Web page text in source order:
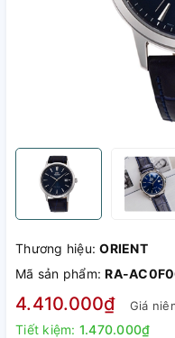
Thương hiệu:ORIENT
Mã sản phẩm:RA-
4.410.000₫ Giá
Tiết kiệm: 1.470.000₫